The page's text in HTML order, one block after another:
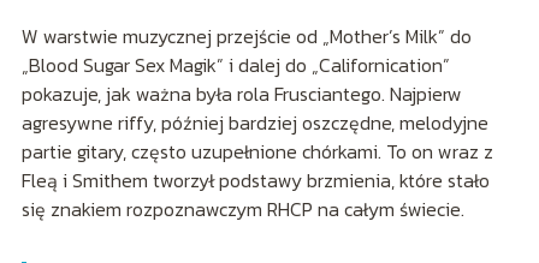
W warstwie muzycznej przejście od „Mother’s Milk” do
„Blood Sugar Sex Magik” i dalej do „Californication”
pokazuje, jak ważna była rola Frusciantego. Najpierw
agresywne riffy, później bardziej oszczędne, melodyjne
partie gitary, często uzupełnione chórkami. To on wraz z
Fleą i Smithem tworzył podstawy brzmienia, które stało
się znakiem rozpoznawczym RHCP na całym świecie.